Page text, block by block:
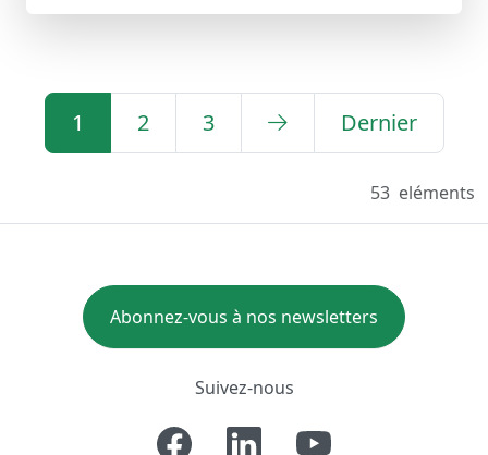
1 2 3 Dernier
53 eléments
Abonnez-vous à nos newsletters
Suivez-nous